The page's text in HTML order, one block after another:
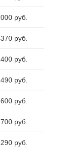
руб.
руб.
руб.
руб.
руб.
руб.
руб.